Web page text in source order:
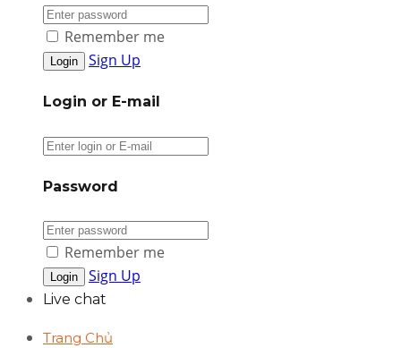
Remember me
Sign Up
Login or E-mail
Password
Remember me
Sign Up
Live chat
Trang Chủ